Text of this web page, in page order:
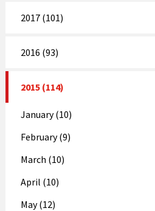
2017 (101)
2016 (93)
2015 (114)
January (10)
February (9)
March (10)
April (10)
May (12)